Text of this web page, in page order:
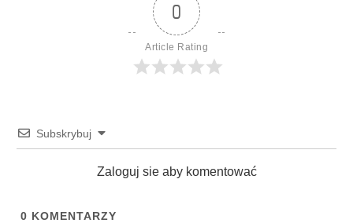
0
Article Rating
Subskrybuj
Zaloguj sie aby komentować
0 KOMENTARZY